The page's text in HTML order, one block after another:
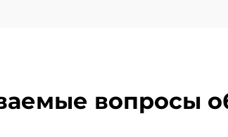
вопросы